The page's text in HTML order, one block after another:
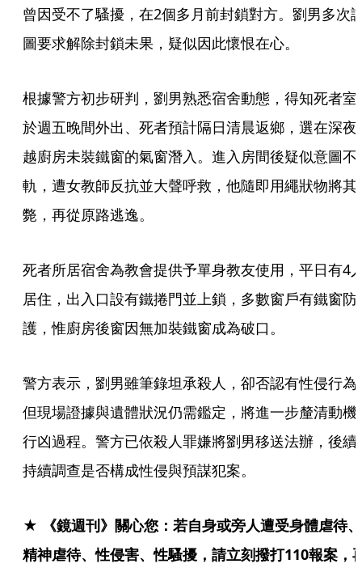
曾因受不了騷擾，在2個多月前封鎖對方。劉男多次
圖要求解除封鎖未果，疑似因此懷恨在心。
根據警方初步研判，劉男熟悉宿舍動態，得知死者室
於週五晚間外出、死者預計隔日清晨返鄉，選在深夜
越廚房未裝鐵窗的氣窗潛入。進入房間後疑似意圖不
軌，遭女教師反抗並大聲呼救，他隨即用繩狀物將其
斃，再從原路逃逸。
死者所居宿舍為教會提供予單身教友使用，平日有4
居住，出入口設有鐵捲門並上鎖，多數窗戶有鐵窗防
護，惟廚房後窗因無加裝鐵窗成為破口。
警方表示，劉男雖筆錄坦承殺人，卻否認有性侵行為
但現場證據與遺體狀況仍需鑑定，將進一步釐清動機
行凶過程。警方已依殺人罪嫌將劉男移送法辦，後續
持續調查是否構成性侵與預謀犯案。
★ 《鏡週刊》關心您：若自身或旁人遭受身體虐待、
精神虐待、性侵害、性騷擾，請立刻撥打110報案，